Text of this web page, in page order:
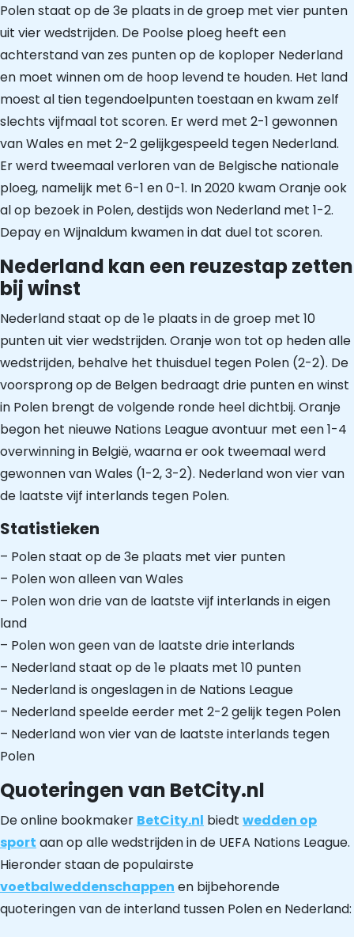
Polen staat op de 3e plaats in de groep met vier punten
uit vier wedstrijden. De Poolse ploeg heeft een
achterstand van zes punten op de koploper Nederland
en moet winnen om de hoop levend te houden. Het land
moest al tien tegendoelpunten toestaan en kwam zelf
slechts vijfmaal tot scoren. Er werd met 2-1 gewonnen
van Wales en met 2-2 gelijkgespeeld tegen Nederland.
Er werd tweemaal verloren van de Belgische nationale
ploeg, namelijk met 6-1 en 0-1. In 2020 kwam Oranje ook
al op bezoek in Polen, destijds won Nederland met 1-2.
Depay en Wijnaldum kwamen in dat duel tot scoren.
Nederland kan een reuzestap zetten
bij winst
Nederland staat op de 1e plaats in de groep met 10
punten uit vier wedstrijden. Oranje won tot op heden alle
wedstrijden, behalve het thuisduel tegen Polen (2-2). De
voorsprong op de Belgen bedraagt drie punten en winst
in Polen brengt de volgende ronde heel dichtbij. Oranje
begon het nieuwe Nations League avontuur met een 1-4
overwinning in België, waarna er ook tweemaal werd
gewonnen van Wales (1-2, 3-2). Nederland won vier van
de laatste vijf interlands tegen Polen.
Statistieken
– Polen staat op de 3e plaats met vier punten
– Polen won alleen van Wales
– Polen won drie van de laatste vijf interlands in eigen
land
– Polen won geen van de laatste drie interlands
– Nederland staat op de 1e plaats met 10 punten
– Nederland is ongeslagen in de Nations League
– Nederland speelde eerder met 2-2 gelijk tegen Polen
– Nederland won vier van de laatste interlands tegen
Polen
Quoteringen van BetCity.nl
De online bookmaker BetCity.nl biedt wedden op
sport aan op alle wedstrijden in de UEFA Nations League.
Hieronder staan de populairste
voetbalweddenschappen en bijbehorende
quoteringen van de interland tussen Polen en Nederland: